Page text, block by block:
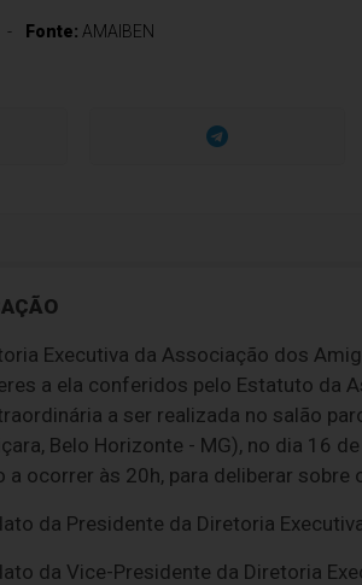
Fonte: AMAIBEN
Executiva da Associação dos
a ela conferidos pelo Estatuto da
a ser realizada no salão
Belo Horizonte - MG), no dia 16
a ocorrer às 20h, para deliberar sobre
da Presidente da Diretoria
da Vice-Presidente da Diretoria